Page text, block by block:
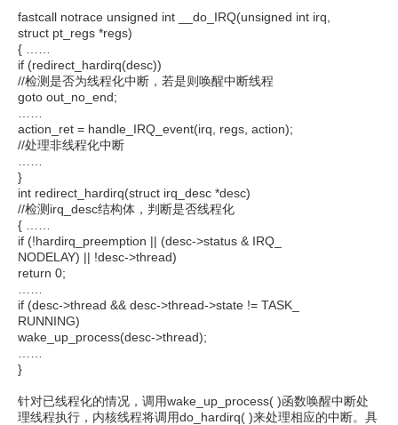
fastcall notrace unsigned int __do_IRQ(unsigned int irq,
struct pt_regs *regs)
{ ……
if (redirect_hardirq(desc))
//检测是否为线程化中断，若是则唤醒中断线程
goto out_no_end;
action_ret = handle_IRQ_event(irq, regs, action);
//处理非线程化中断
}
int redirect_hardirq(struct irq_desc *desc)
//检测irq_desc结构体，判断是否线程化
{ ……
if (!hardirq_preemption || (desc->status & IRQ_
NODELAY) || !desc->thread)
return 0;
if (desc->thread && desc->thread->state != TASK_
RUNNING)
wake_up_process(desc->thread);
}
针对已线程化的情况，调用wake_up_process( )函数唤醒中断处
理线程执行，内核线程将调用do_hardirq( )来处理相应的中断。具